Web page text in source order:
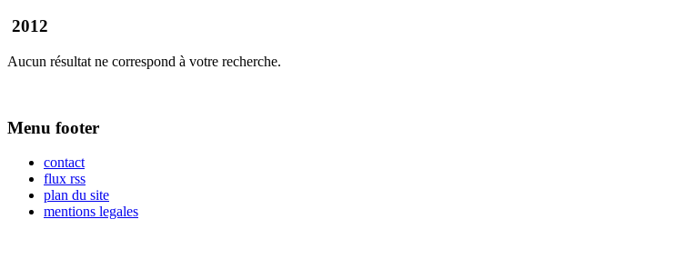
2012
Aucun résultat ne correspond à votre recherche.
Menu footer
contact
flux rss
plan du site
mentions legales